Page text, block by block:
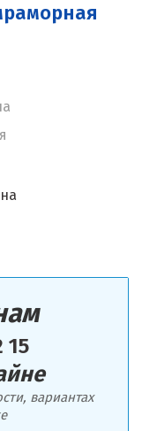
15
вариантах